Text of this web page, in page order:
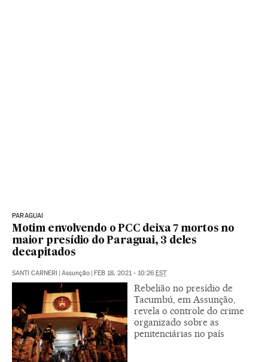
PARAGUAI
Motim envolvendo o PCC deixa 7 mortos no
maior presídio do Paraguai, 3 deles
decapitados
SANTI CARNERI Assunção FEB 18, 2021 - 10:26 EST
Rebelião no presídio de
Tacumbú, em Assunção,
revela o controle do crime
organizado sobre as
penitenciárias no país